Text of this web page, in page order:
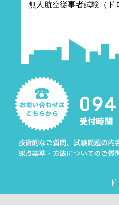
無人航空従事者試験（ド